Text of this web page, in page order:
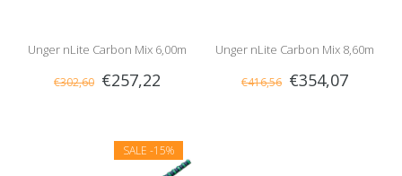
Unger nLite Carbon Mix 6,00m
€302,60 €257,22
Unger nLite Carbon Mix 8,60m
€416,56 €354,07
SALE -15%